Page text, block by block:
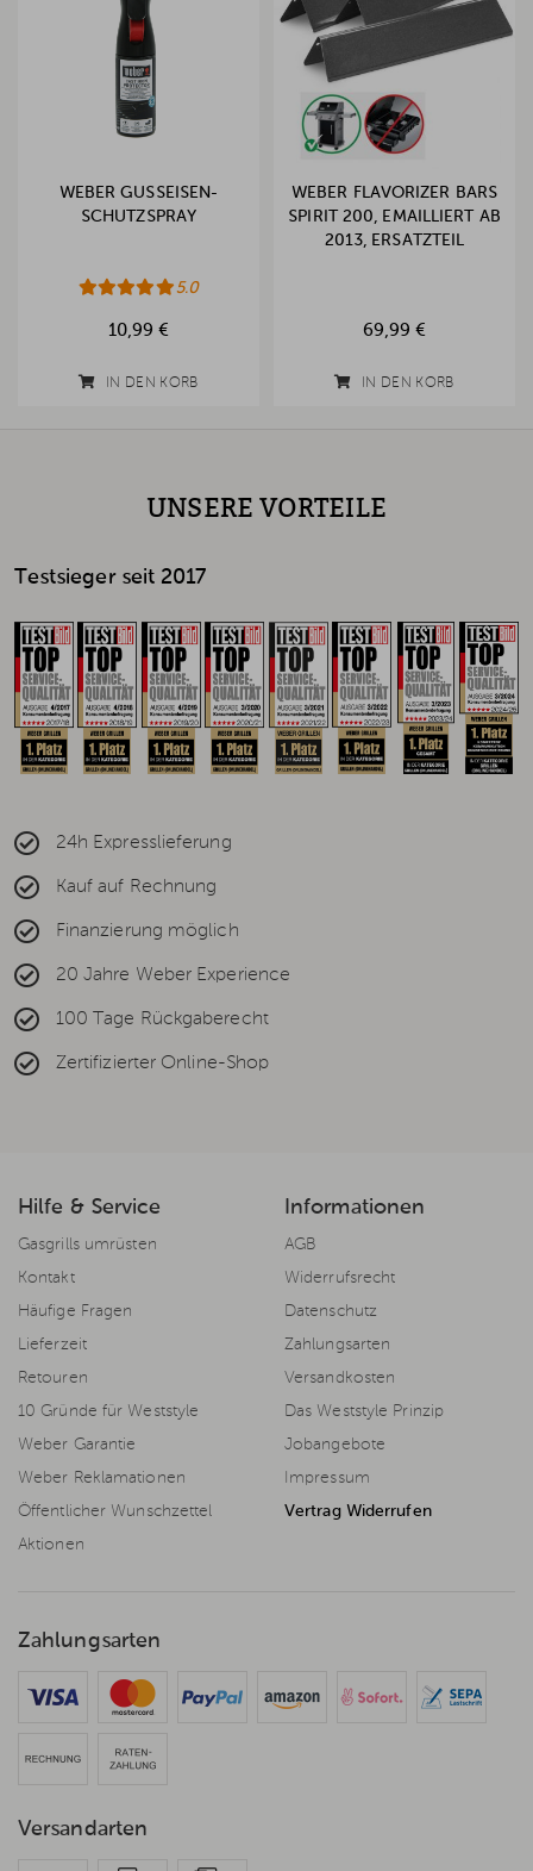
WEBER GUSSEISEN-
SCHUTZSPRAY
5.0
10,99 €
IN DEN KORB
WEBER FLAVORIZER BARS
SPIRIT 200, EMAILLIERT AB
2013, ERSATZTEIL
69,99 €
IN DEN KORB
UNSERE VORTEILE
Testsieger seit 2017
24h Expresslieferung
Kauf auf Rechnung
Finanzierung möglich
20 Jahre Weber Experience
100 Tage Rückgaberecht
Zertifizierter Online-Shop
Hilfe & Service
Gasgrills umrüsten
Kontakt
Häufige Fragen
Lieferzeit
Retouren
10 Gründe für Weststyle
Weber Garantie
Weber Reklamationen
Öffentlicher Wunschzettel
Aktionen
Informationen
AGB
Widerrufsrecht
Datenschutz
Zahlungsarten
Versandkosten
Das Weststyle Prinzip
Jobangebote
Impressum
Vertrag Widerrufen
Zahlungsarten
Versandarten